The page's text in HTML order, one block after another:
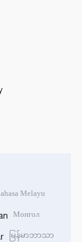
Melayu
Монгол
မြန်မာဘာသာ